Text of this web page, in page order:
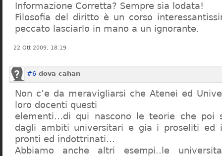
Informazione Corretta? Sempre sia lodata!
Filosofia del diritto è un corso
peccato lasciarlo in mano a un ignorante.
22 Ott 2009, 18:19
#6 dova cahan
Non c’e da meravigliarsi che Atenei ed
loro docenti questi
elementi…di qui nascono le teorie che poi
dagli ambiti universitari e gia i proseliti ed
pronti ed indottrinati…
Abbiamo anche altri esempi..le